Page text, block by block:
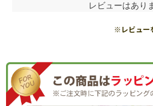
レビューはあり
※レビュー